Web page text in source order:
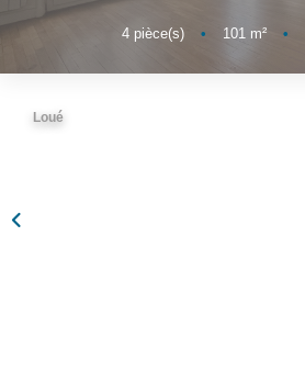
Gestion
4pièce(s) • 101 m² •
Loué